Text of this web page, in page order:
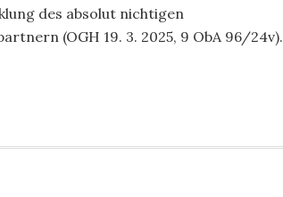
des absolut nichtigen
(OGH 19. 3. 2025, 9 ObA 96/24v).